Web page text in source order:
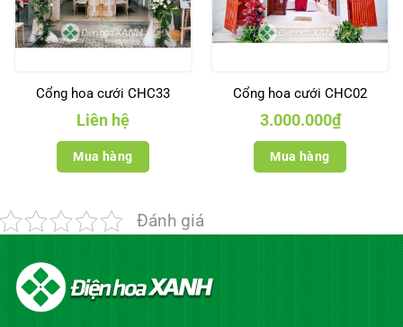
Cổng hoa cưới CHC33
Liên hệ
Mua hàng
Cổng hoa cưới CHC02
3.000.000₫
Mua hàng
Đánh giá